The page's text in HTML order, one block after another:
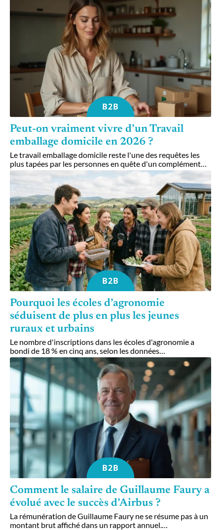
B2B
Peut-on vraiment vivre d’un Travail
emballage domicile en 2026 ?
Le travail emballage domicile reste l'une des requêtes les
plus tapées par les personnes en quête d'un complément…
B2B
Pourquoi les écoles d’agronomie
séduisent de plus en plus les jeunes
ruraux et urbains
Le nombre d'inscriptions dans les écoles d'agronomie a
bondi de 18 % en cinq ans, selon les données…
B2B
Comment le salaire de Guillaume Faury a
évolué avec le succès d’Airbus ?
La rémunération de Guillaume Faury ne se résume pas à un
montant brut affiché dans un rapport annuel.…